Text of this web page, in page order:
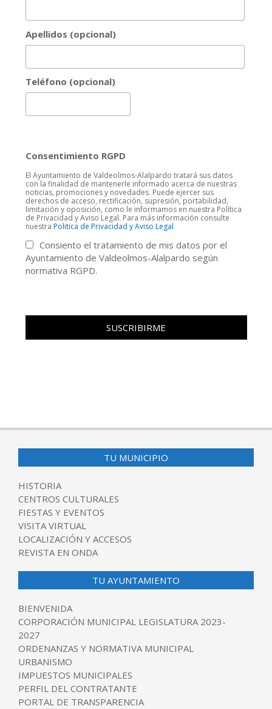
Apellidos (opcional)
Teléfono (opcional)
Consentimiento RGPD
El Ayuntamiento de Valdeolmos-Alalpardo tratará sus datos
con la finalidad de mantenerle informado acerca de nuestras
noticias, promociones y novedades. Puede ejercer sus
derechos de acceso, rectificación, supresión, portabilidad,
limitación y oposición, como le informamos en nuestra Política
de Privacidad y Aviso Legal. Para más información consulte
nuestra Politica de Privacidad y Aviso Legal
Consiento el tratamiento de mis datos por el
Ayuntamiento de Valdeolmos-Alalpardo según
normativa RGPD.
TU MUNICIPIO
HISTORIA
CENTROS CULTURALES
FIESTAS Y EVENTOS
VISITA VIRTUAL
LOCALIZACIÓN Y ACCESOS
REVISTA EN ONDA
TU AYUNTAMIENTO
BIENVENIDA
CORPORACIÓN MUNICIPAL LEGISLATURA 2023-
2027
ORDENANZAS Y NORMATIVA MUNICIPAL
URBANISMO
IMPUESTOS MUNICIPALES
PERFIL DEL CONTRATANTE
PORTAL DE TRANSPARENCIA